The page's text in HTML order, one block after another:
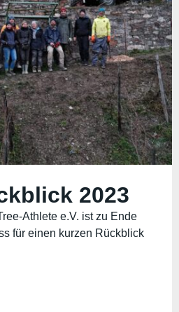
2023
Athlete e.V. ist zu Ende
für einen kurzen Rückblick